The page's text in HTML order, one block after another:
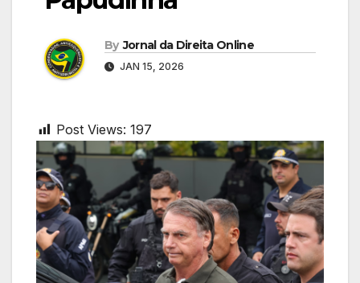
By Jornal da Direita Online
JAN 15, 2026
Post Views: 197